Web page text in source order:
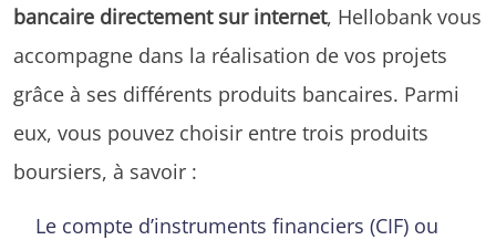
bancaire directement sur internet, Hellobank vous
accompagne dans la réalisation de vos projets
grâce à ses différents produits bancaires. Parmi
eux, vous pouvez choisir entre trois produits
boursiers, à savoir :
Le compte d’instruments financiers (CIF) ou